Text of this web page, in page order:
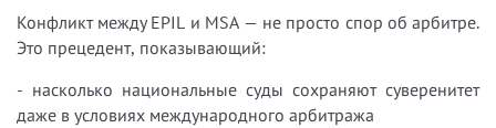
Конфликт между EPIL и MSA — не просто спор об арбитре.
Это прецедент, показывающий:
- насколько национальные суды сохраняют суверенитет
даже в условиях международного арбитража